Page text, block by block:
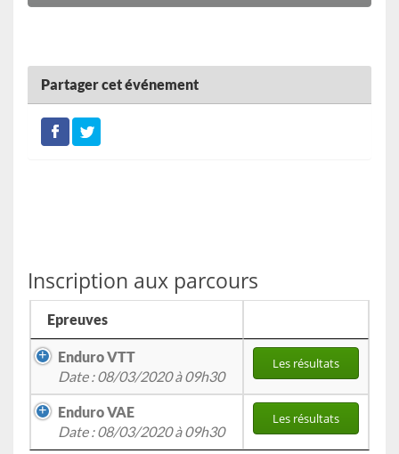
Partager cet événement
Inscription aux parcours
Epreuves
Enduro VTT
Date : 08/03/2020 à 09h30
Les résultats
Enduro VAE
Date : 08/03/2020 à 09h30
Les résultats